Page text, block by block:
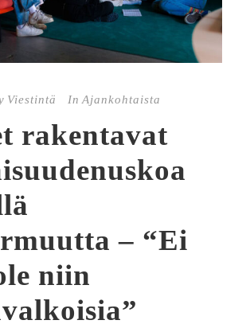
Viestintä In Ajankohtaista
rakentavat
– “Ei
niin